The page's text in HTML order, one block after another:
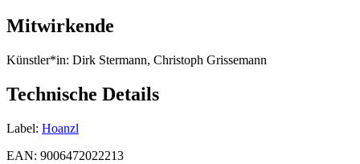
Mitwirkende
Künstler*in: Dirk Stermann, Christoph Grissemann
Technische Details
Label: Hoanzl
EAN: 9006472022213